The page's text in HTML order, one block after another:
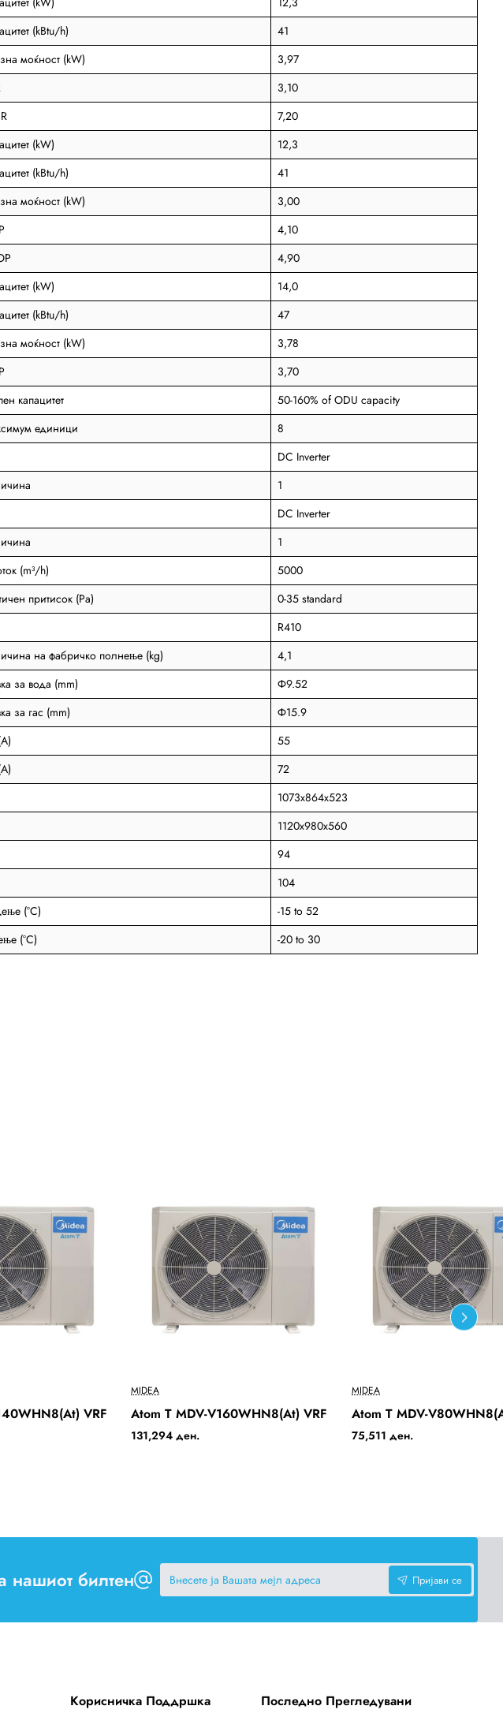
(kBtu/h)
41
моќност (kW)
3,97
3,10
7,20
(kW)
12,3
(kBtu/h)
41
моќност (kW)
3,00
4,10
4,90
(kW)
14,0
(kBtu/h)
47
моќност (kW)
3,78
3,70
капацитет
50-160% of ODU capacity
единици
8
DC Inverter
1
DC Inverter
1
(m³/h)
5000
притисок (Pa)
0-35 standard
R410
на фабричко полнење (kg)
4,1
за вода (mm)
Ф9.52
за гас (mm)
Ф15.9
55
72
1073x864x523
1120x980x560
94
104
(°C)
-15 to 52
(°C)
-20 to 30
VRF
MIDEA
Atom T MDV-V160WHN8(At) VRF
131,294 ден.
2-3 Days
MIDEA
Atom T MDV-
75,511 ден.
нашиот билтен
Внесете
Вашата
Пријави се
Корисничка Поддршка Последно Прегледувани